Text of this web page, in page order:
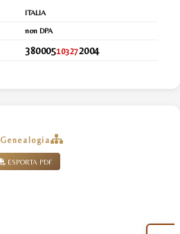
ITALIA
non DPA
380005103272004
Genealogia
ESPORTA PDF